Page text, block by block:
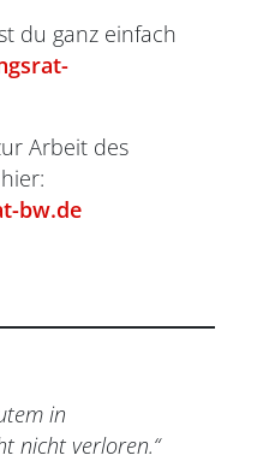
du ganz einfach
Arbeit des
bw.de
in
nicht verloren.“